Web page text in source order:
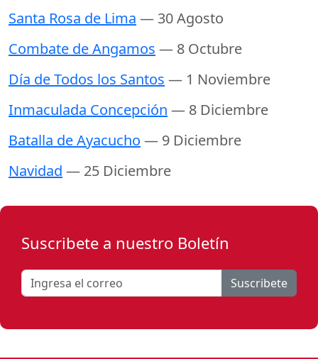
Santa Rosa de Lima — 30 Agosto
Combate de Angamos — 8 Octubre
Día de Todos los Santos — 1 Noviembre
Inmaculada Concepción — 8 Diciembre
Batalla de Ayacucho — 9 Diciembre
Navidad — 25 Diciembre
Suscribete a nuestro Boletín
Suscribete